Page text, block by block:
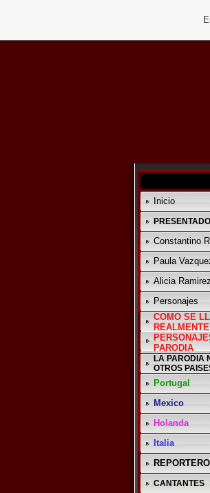
Inicio
Constantino
Paula
Alicia Ramirez
Personajes
COMO SE
PARODIA
LA PARODIA
OTROS
Portugal
Mexico
Holanda
Italia
CANTANTES